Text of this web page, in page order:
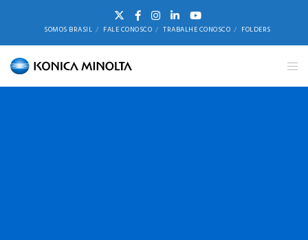
SOMOS BRASIL FALE CONOSCO TRABALHE CONOSCO FOLDERS